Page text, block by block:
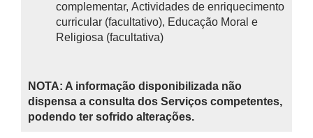
complementar, Actividades de enriquecimento
curricular (facultativo), Educação Moral e
Religiosa (facultativa)
NOTA: A informação disponibilizada não
dispensa a consulta dos Serviços competentes,
podendo ter sofrido alterações.